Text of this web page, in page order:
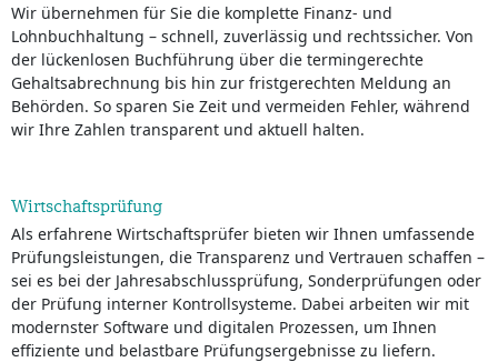
Wir übernehmen für Sie die komplette Finanz- und
Lohnbuchhaltung – schnell, zuverlässig und rechtssicher. Von
der lückenlosen Buchführung über die termingerechte
Gehaltsabrechnung bis hin zur fristgerechten Meldung an
Behörden. So sparen Sie Zeit und vermeiden Fehler, während
wir Ihre Zahlen transparent und aktuell halten.
Wirtschaftsprüfung
Als erfahrene Wirtschaftsprüfer bieten wir Ihnen umfassende
Prüfungsleistungen, die Transparenz und Vertrauen schaffen –
sei es bei der Jahresabschlussprüfung, Sonderprüfungen oder
der Prüfung interner Kontrollsysteme. Dabei arbeiten wir mit
modernster Software und digitalen Prozessen, um Ihnen
effiziente und belastbare Prüfungsergebnisse zu liefern.